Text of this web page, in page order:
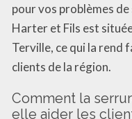
pour vos problèmes
Harter et Fils est
Terville, ce qui la rend
clients de la région.
Comment la
elle aider les